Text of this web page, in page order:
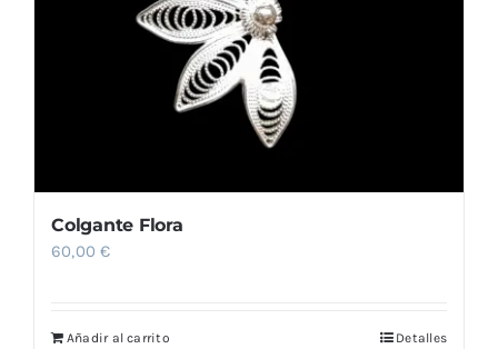
Colgante Flora
60,00€
Añadir al carrito Detalles